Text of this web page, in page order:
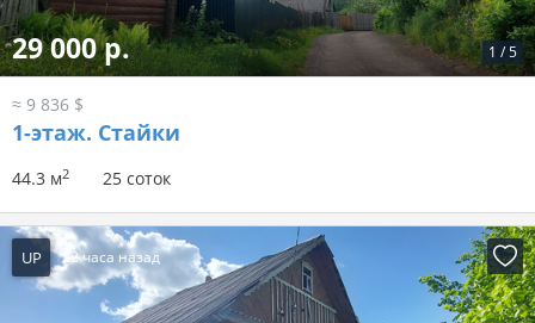
1 /5
29 000 р.
≈ 9 836 $
1-этаж. Стайки
44.3 м2 25 соток
UP 22 часа назад